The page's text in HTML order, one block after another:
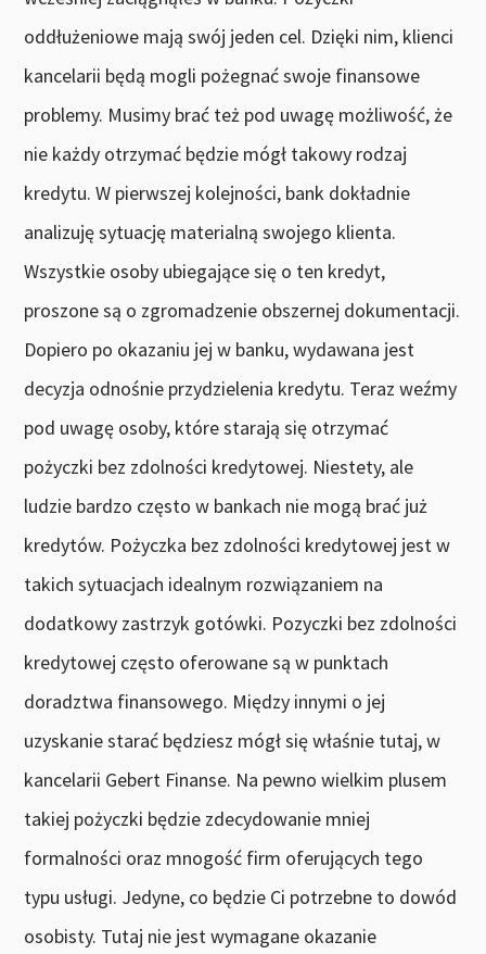
oddłużeniowe mają swój jeden cel. Dzięki nim, klienci
kancelarii będą mogli pożegnać swoje finansowe
problemy. Musimy brać też pod uwagę możliwość, że
nie każdy otrzymać będzie mógł takowy rodzaj
kredytu. W pierwszej kolejności, bank dokładnie
analizuję sytuację materialną swojego klienta.
Wszystkie osoby ubiegające się o ten kredyt,
proszone są o zgromadzenie obszernej dokumentacji.
Dopiero po okazaniu jej w banku, wydawana jest
decyzja odnośnie przydzielenia kredytu. Teraz weźmy
pod uwagę osoby, które starają się otrzymać
pożyczki bez zdolności kredytowej. Niestety, ale
ludzie bardzo często w bankach nie mogą brać już
kredytów. Pożyczka bez zdolności kredytowej jest w
takich sytuacjach idealnym rozwiązaniem na
dodatkowy zastrzyk gotówki. Pozyczki bez zdolności
kredytowej często oferowane są w punktach
doradztwa finansowego. Między innymi o jej
uzyskanie starać będziesz mógł się właśnie tutaj, w
kancelarii Gebert Finanse. Na pewno wielkim plusem
takiej pożyczki będzie zdecydowanie mniej
formalności oraz mnogość firm oferujących tego
typu usługi. Jedyne, co będzie Ci potrzebne to dowód
osobisty. Tutaj nie jest wymagane okazanie